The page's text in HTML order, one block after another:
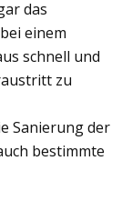
das
einem
schnell und
zu
Sanierung der
bestimmte